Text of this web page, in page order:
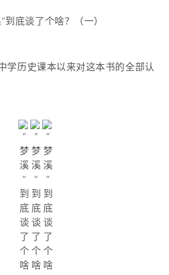
学历史课本以来对这本书的全部认